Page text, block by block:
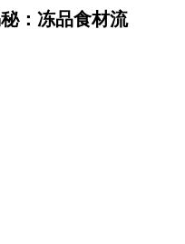
：冻品食材流